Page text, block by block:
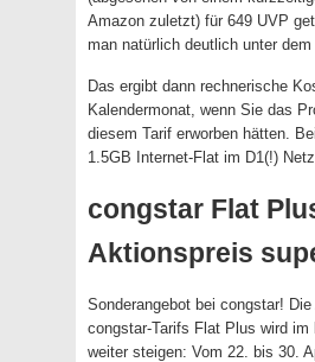
Amazon zuletzt) für 649 UVP
man natürlich deutlich unter dem
Das ergibt dann rechnerische
Kalendermonat, wenn Sie das
diesem Tarif erworben hätten.
1.5GB Internet-Flat im D1(!)
congstar Flat
Aktionspreis
Sonderangebot bei congstar!
congstar-Tarifs Flat Plus wird im
weiter steigen: Vom 22. bis 30.